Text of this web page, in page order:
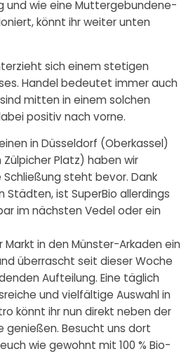
und wie eine Muttergebundene-
könnt ihr weiter unten
sich einem stetigen
Handel bedeutet immer auch
mitten in einem solchen
positiv nach vorne.
in Düsseldorf (Oberkassel)
Zülpicher Platz) haben wir
steht bevor. Dank
Städten, ist SuperBio allerdings
im nächsten Vedel oder ein
Markt in den Münster-Arkaden ein
überrascht seit dieser Woche
Aufteilung. Eine täglich
und vielfältige Auswahl in
könnt ihr nun direkt neben der
genießen. Besucht uns dort
wie gewohnt mit 100 % Bio-